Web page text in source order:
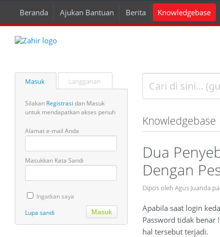
Beranda Ajukan Bantuan Berita Knowledgebase
Masuk Langganan
Silakan Registrasi dan Masuk
untuk mendapatkan akses penuh
Alamat e-mail Anda
Masukkan Kata Sandi
Ingatkan saya
Lupa sandi
Knowledgebase
Dua
Dengan
Dipos oleh Agus Juanda
Apabila saat login
Password tidak benar
hal tersebut terjadi.